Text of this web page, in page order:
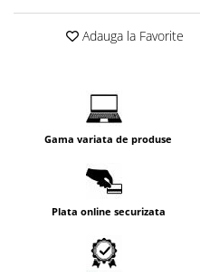
Adauga la Favorite
Gama variata de produse
Plata online securizata